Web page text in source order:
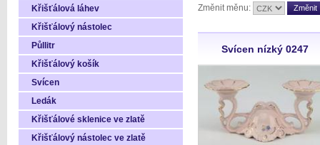
Křišťálová láhev
Křišťálový nástolec
Půllitr
Křišťálový košík
Svícen
Ledák
Křišťálové sklenice ve zlatě
Křišťálový nástolec ve zlatě
Změnit měnu:
Svícen nízký 0247